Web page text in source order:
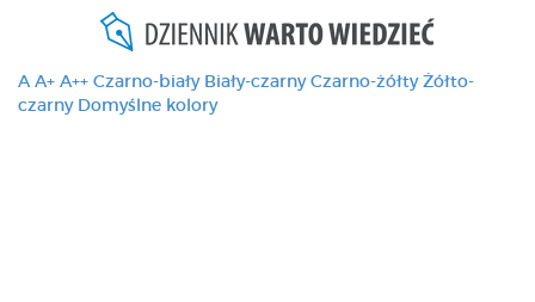
A A+ A++ Czarno-biały Biały-czarny Czarno-żółty Żółto-
czarny Domyślne kolory